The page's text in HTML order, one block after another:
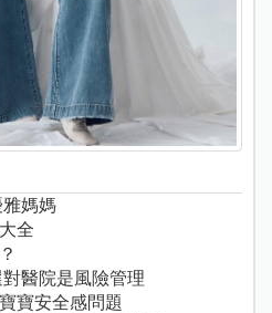
媽媽
全
醫院是風險管理
寶安全感問題